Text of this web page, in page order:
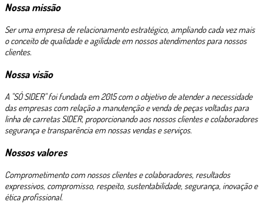
Nossa missão
Ser uma empresa de relacionamento estratégico, ampliando cada vez mais
o conceito de qualidade e agilidade em nossos atendimentos para nossos
clientes.
Nossa visão
A "SÓ SIDER" foi fundada em 2015 com o objetivo de atender a necessidade
das empresas com relação a manutenção e venda de peças voltadas para
linha de carretas SIDER, proporcionando aos nossos clientes e colaboradores
segurança e transparência em nossas vendas e serviços.
Nossos valores
Comprometimento com nossos clientes e colaboradores, resultados
expressivos, compromisso, respeito, sustentabilidade, segurança, inovação e
ética profissional.